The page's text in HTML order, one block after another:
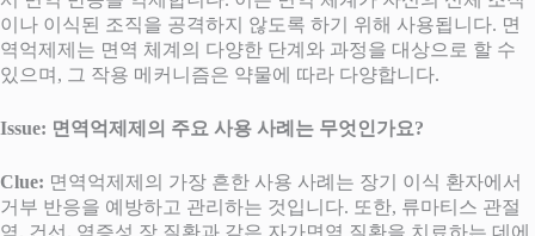
이나 이식된 조직을 공격하지 않도록 하기 위해 사용됩니다. 면
역억제제는 면역 체계의 다양한 단계와 과정을 대상으로 할 수
있으며, 그 작용 메커니즘은 약물에 따라 다양합니다.
Issue: 면역억제제의 주요 사용 사례는 무엇인가요?
Clue: 면역억제제의 가장 흔한 사용 사례는 장기 이식 환자에서
거부 반응을 예방하고 관리하는 것입니다. 또한, 류마티스 관절
염, 건선, 염증성 장 질환과 같은 자가면역 질환을 치료하는 데에